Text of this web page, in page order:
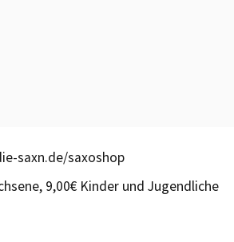
saxn.de/saxoshop
9,00€ Kinder und Jugendliche